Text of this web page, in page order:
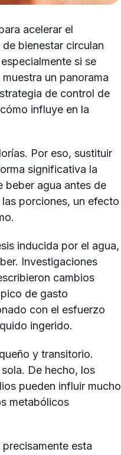
acelerar el
bienestar circulan
si se
un panorama
de control de
influye en la
Por eso, sustituir
significativa la
beber agua antes de
porciones, un efecto
inducida por el agua,
Investigaciones
cambios
de gasto
con el esfuerzo
ingerido.
y transitorio.
De hecho, los
pueden influir mucho
metabólicos
esta